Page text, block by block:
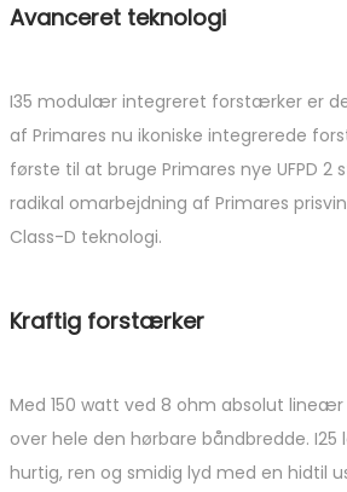
Avanceret teknologi
I35 modulær integreret forstærker er
af Primares nu ikoniske integrerede
første til at bruge Primares nye UFPD 2
radikal omarbejdning af Primares
Class-D teknologi.
Kraftig forstærker
Med 150 watt ved 8 ohm absolut
over hele den hørbare båndbredde. I25
hurtig, ren og smidig lyd med en hidtil